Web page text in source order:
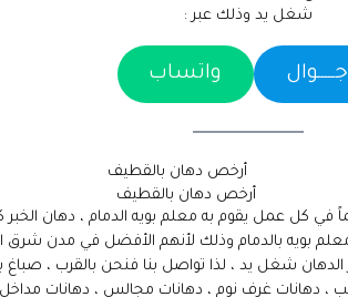
شغل يد وذلك عبر :
جـــــوال واتساب
أرخص دهان بالقطيف